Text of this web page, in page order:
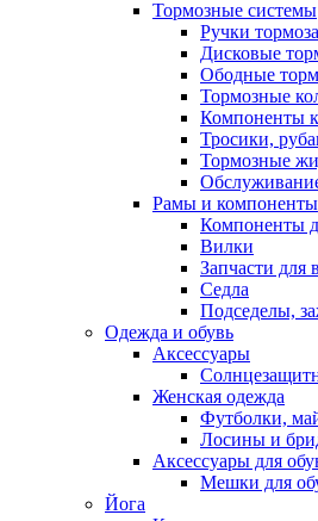
Тормозные системы
Ручки тормоза
Дисковые
Ободные
Тормозные
Компоненты
Тросики,
Тормозные
Рамы и компоненты
Компоненты
Вилки
Запчасти для
Седла
Подседелы,
Одежда и обувь
Аксессуары
Женская одежда
Футболки,
Лосины и
Аксессуары для
Мешки для
Йога